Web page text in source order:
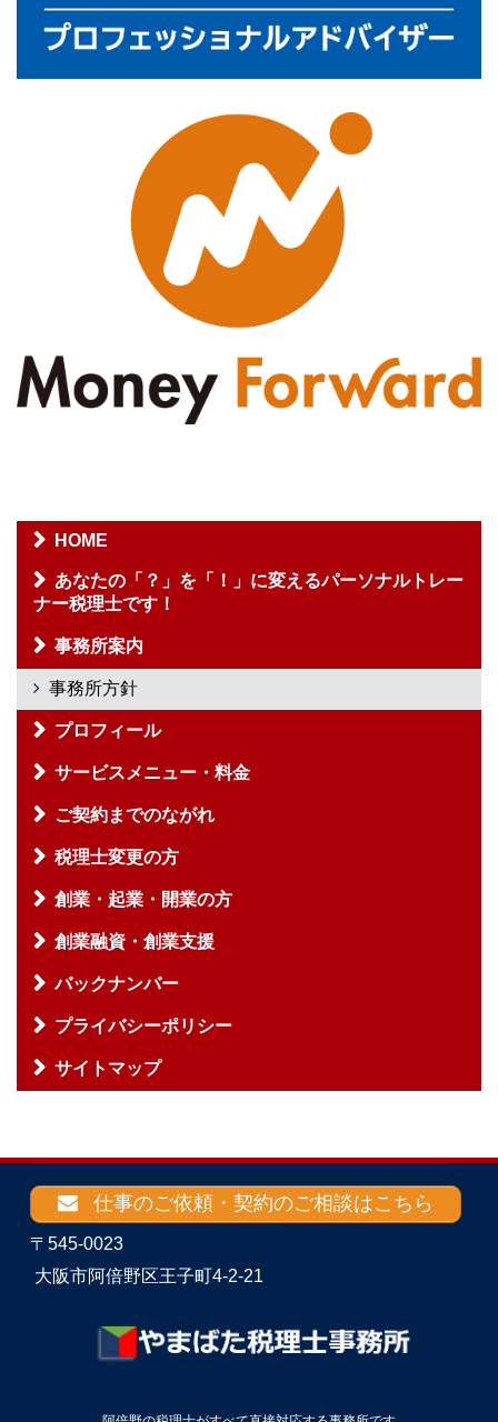
HOME
あなたの「？」を「！」に変えるパーソナルトレー
ナー税理士です！
事務所案内
事務所方針
プロフィール
サービスメニュー・料金
ご契約までのながれ
税理士変更の方
創業・起業・開業の方
創業融資・創業支援
バックナンバー
プライバシーポリシー
サイトマップ
仕事のご依頼・契約のご相談はこちら
〒545-0023
大阪市阿倍野区王子町4-2-21